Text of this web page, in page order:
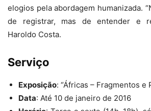
elogios pela abordagem humanizada.
de registrar, mas de entender e
Haroldo Costa.
Serviço
Exposição: “Áfricas – Fragmentos e
Data: Até 10 de janeiro de 2016